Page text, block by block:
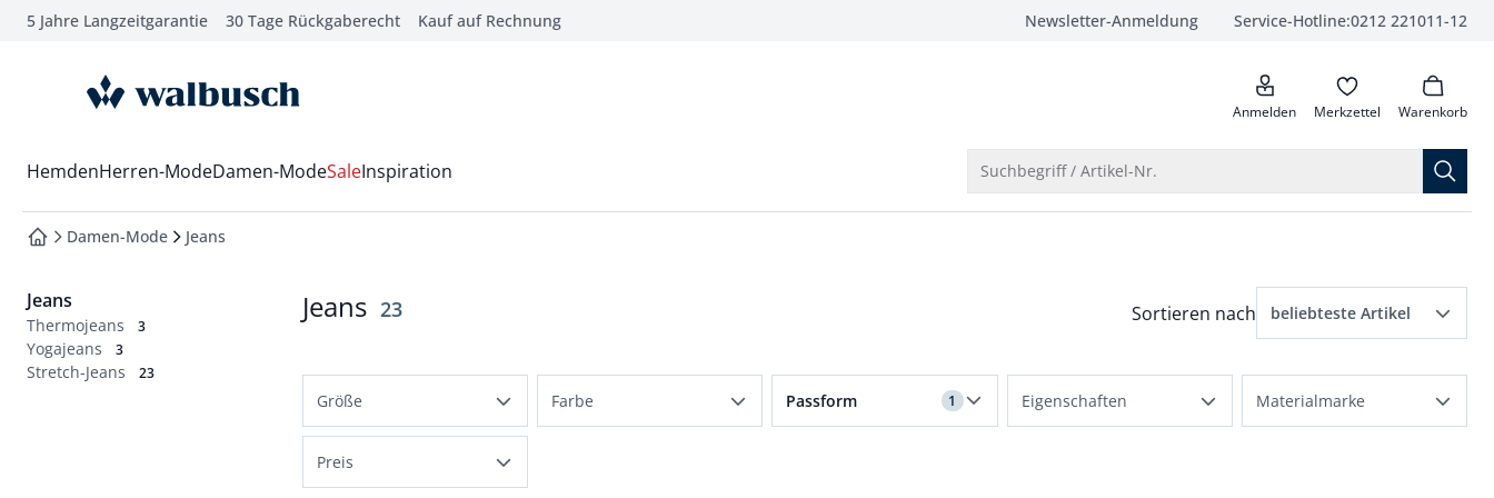
springen
springen
springen
5 Jahre Langzeitgarantie 30 Tage Rückgaberecht Kauf auf Rechnung Newsletter-Anmeldung Service-Hotline:0212 221011-12
anrufen
zur Startseite Anmelden Merkzettel Warenkorb
Wechsel in das Menü mit Pfeil-Runter Taste
HemdenHerren-ModeDamen-ModeSaleInspiration Suchbegriff / Artikel-Nr.
zur Startseite
Damen-Mode Jeans
Jeans
Thermojeans 3
Yogajeans 3
Stretch-Jeans 23
Jeans Ergebnisse
23 Menü Sortierung: beliebteste Artikel
Sortieren nach beliebteste Artikel
Preis aufsteigend
Größe
Normalgrößen
36 38 40 42
Farbe
Filter für Passform Kurzgrößen angewendet
Passform 1 Eigenschaften Materialmarke
Preis